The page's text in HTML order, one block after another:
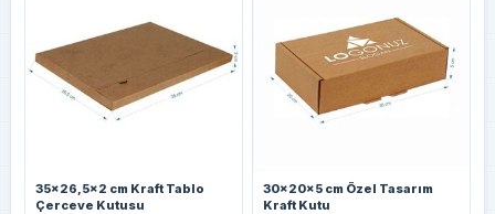
35x26,5x2 cm Kraft Tablo
Çerceve Kutusu
30x20x5 cm Özel Tasarım
Kraft Kutu